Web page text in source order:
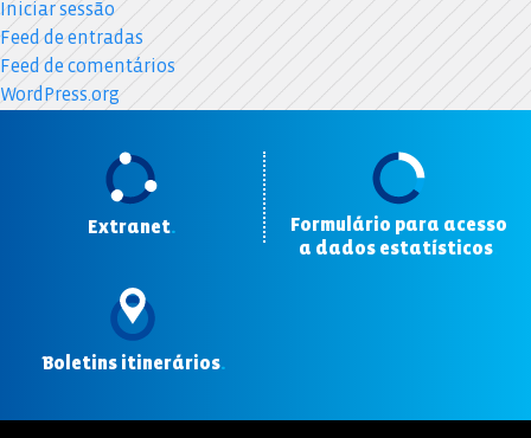
Iniciar sessão
Feed de entradas
Feed de comentários
WordPress.org
Extranet.
Formulário para acesso
a dados estatísticos
Boletins itinerários.